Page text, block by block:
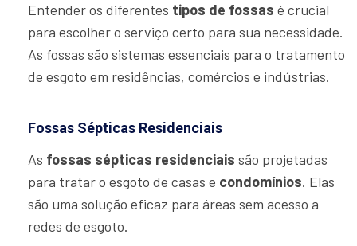
Entender os diferentes tipos de fossas é crucial
para escolher o serviço certo para sua necessidade.
As fossas são sistemas essenciais para o tratamento
de esgoto em residências, comércios e indústrias.
Fossas Sépticas Residenciais
As fossas sépticas residenciais são projetadas
para tratar o esgoto de casas e condomínios. Elas
são uma solução eficaz para áreas sem acesso a
redes de esgoto.